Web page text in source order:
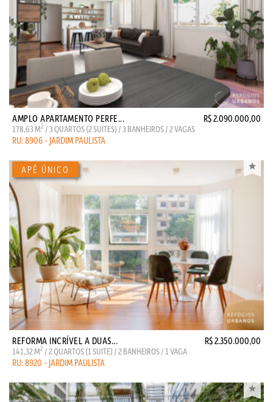
AMPLO APARTAMENTO PERFE... R$ 2.090.000,00
178,63 M2 / 3 QUARTOS (2 SUITES) / 3 BANHEIROS / 2 VAGAS
RU: 8906 - JARDIM PAULISTA
REFORMA INCRÍVEL A DUAS... R$ 2.350.000,00
141,32 M2 / 2 QUARTOS (1 SUITE) / 2 BANHEIROS / 1 VAGA
RU: 8920 - JARDIM PAULISTA